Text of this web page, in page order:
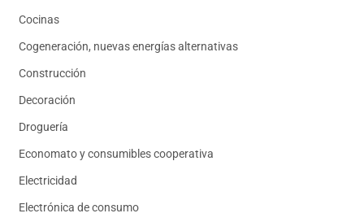
Cocinas
Cogeneración, nuevas energías alternativas
Construcción
Decoración
Droguería
Economato y consumibles cooperativa
Electricidad
Electrónica de consumo